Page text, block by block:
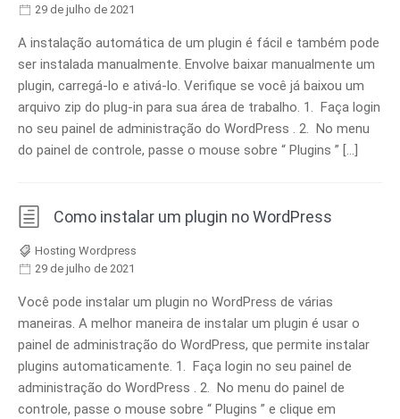
29 de julho de 2021
A instalação automática de um plugin é fácil e também pode
ser instalada manualmente. Envolve baixar manualmente um
plugin, carregá-lo e ativá-lo. Verifique se você já baixou um
arquivo zip do plug-in para sua área de trabalho. 1. Faça login
no seu painel de administração do WordPress . 2. No menu
do painel de controle, passe o mouse sobre “ Plugins ” […]
Como instalar um plugin no WordPress
Hosting Wordpress
29 de julho de 2021
Você pode instalar um plugin no WordPress de várias
maneiras. A melhor maneira de instalar um plugin é usar o
painel de administração do WordPress, que permite instalar
plugins automaticamente. 1. Faça login no seu painel de
administração do WordPress . 2. No menu do painel de
controle, passe o mouse sobre “ Plugins ” e clique em